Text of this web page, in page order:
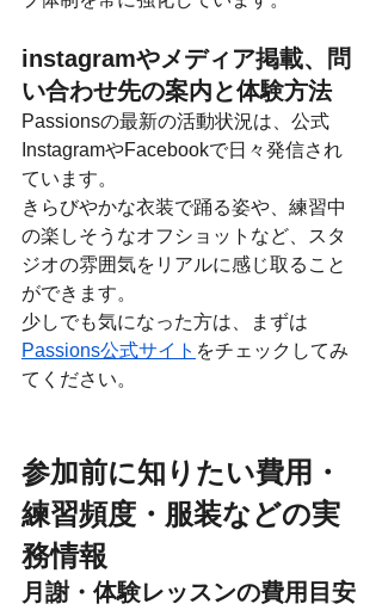
instagramやメディア掲載、問
い合わせ先の案内と体験方法
Passionsの最新の活動状況は、公式
InstagramやFacebookで日々発信され
ています。
きらびやかな衣装で踊る姿や、練習中
の楽しそうなオフショットなど、スタ
ジオの雰囲気をリアルに感じ取ること
ができます。
少しでも気になった方は、まずは
Passions公式サイト をチェックしてみ
てください。
参加前に知りたい費用・
練習頻度・服装などの実
務情報
月謝・体験レッスンの費用目安